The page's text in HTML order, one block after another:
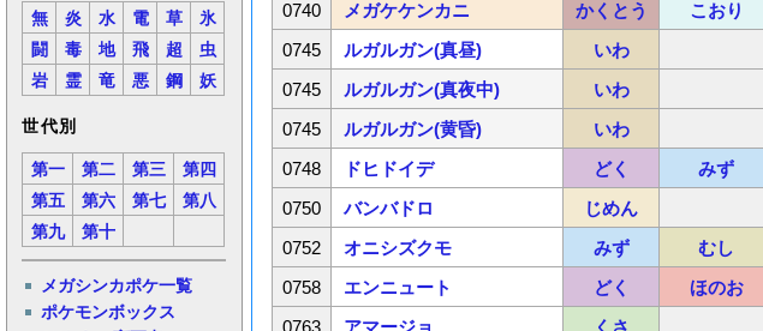
無 炎 水 電 草
氷
闘
毒 地 飛 超
虫
岩
霊 竜 悪 鋼 妖
世代別
第一 第二 第三
第四
第五
第六 第七
第八
第九
第十
メガシンカポケ一覧
ポケモンボックス
0740
メガケケンカニ かくとう こおり
0745
ルガルガン(真昼) いわ
0745
ルガルガン(真夜中) いわ
0745
ルガルガン(黄昏) いわ
0748
ドヒドイデ どく みず
0750
バンバドロ じめん
0752
オニシズクモ みず むし
0758
エンニュート どく ほのお
0763
アマージョ くさ